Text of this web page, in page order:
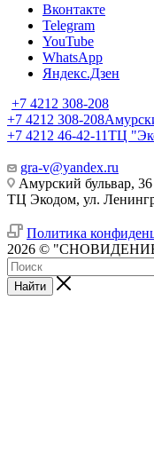
Вконтакте
Telegram
YouTube
WhatsApp
Яндекс.Дзен
+7 4212 308-208
+7 4212 308-208
+7 4212 46-42-11ТЦ
gra-v@yandex.ru
Амурский бульвар, 36
ТЦ Экодом, ул.
Политика
2026 ©
Найти